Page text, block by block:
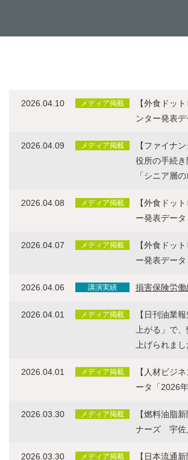
2026.04.10 メディア掲載
【外食ドッ
ンター発表
2026.04.09 メディア掲載
【ファイナ
役所の手続
「シニア層
2026.04.08 メディア掲載
【外食ドッ
ー発表デー
2026.04.07 メディア掲載
【外食ドッ
ー発表デー
2026.04.06 講演実績 損害保険労
2026.04.01 メディア掲載
【日刊油業
上がる」で
上げられまし
2026.04.01 メディア掲載
【人材ビジ
ータ「2026
2026.03.30 メディア掲載
【燃料油脂
ナーズ 宇佐
2026.03.30 メディア掲載
【日本流通